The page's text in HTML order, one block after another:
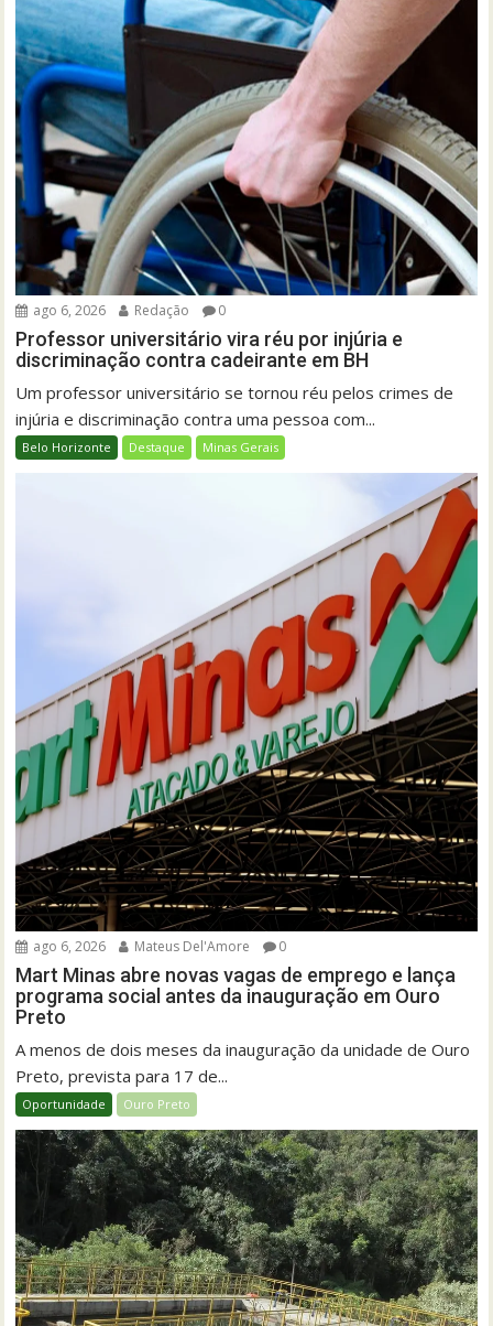
ago 6, 2026 Redação 0
Professor universitário vira réu por injúria e
discriminação contra cadeirante em BH
Um professor universitário se tornou réu pelos crimes de
injúria e discriminação contra uma pessoa com...
Belo Horizonte Destaque Minas Gerais
ago 6, 2026 Mateus Del'Amore 0
Mart Minas abre novas vagas de emprego e lança
programa social antes da inauguração em Ouro
Preto
A menos de dois meses da inauguração da unidade de Ouro
Preto, prevista para 17 de...
Oportunidade Ouro Preto